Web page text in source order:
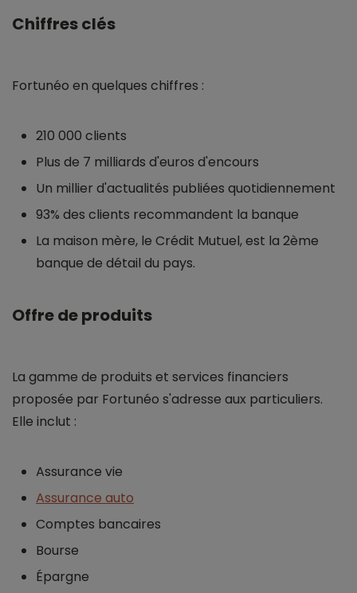
Chiffres clés
Fortunéo en quelques chiffres :
210 000 clients
Plus de 7 milliards d'euros d'encours
Un millier d'actualités publiées quotidiennement
93% des clients recommandent la banque
La maison mère, le Crédit Mutuel, est la 2ème
banque de détail du pays.
Offre de produits
La gamme de produits et services financiers
proposée par Fortunéo s'adresse aux particuliers.
Elle inclut :
Assurance vie
Assurance auto
Comptes bancaires
Bourse
Épargne